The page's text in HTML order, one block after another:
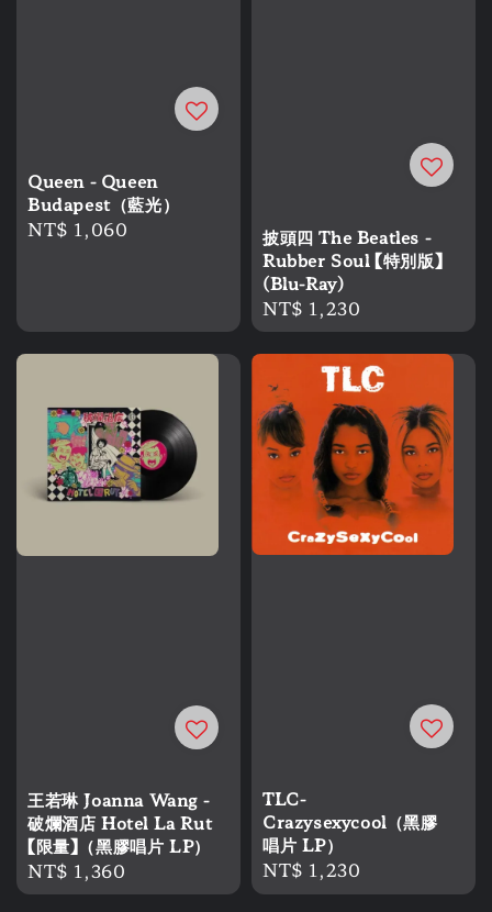
Queen - Queen
Budapest（藍光）
Regular
NT$ 1,060
披頭四 The Beatles -
Rubber Soul 【特別版】
(Blu-Ray)
Regular
price
NT$ 1,230
王若琳 Joanna Wang -
破爛酒店 Hotel La Rut
【限量】（黑膠唱片 LP）
Regular
price
NT$ 1,360
TLC-
Crazysexycool（黑膠
唱片 LP）
Regular
price
NT$ 1,230